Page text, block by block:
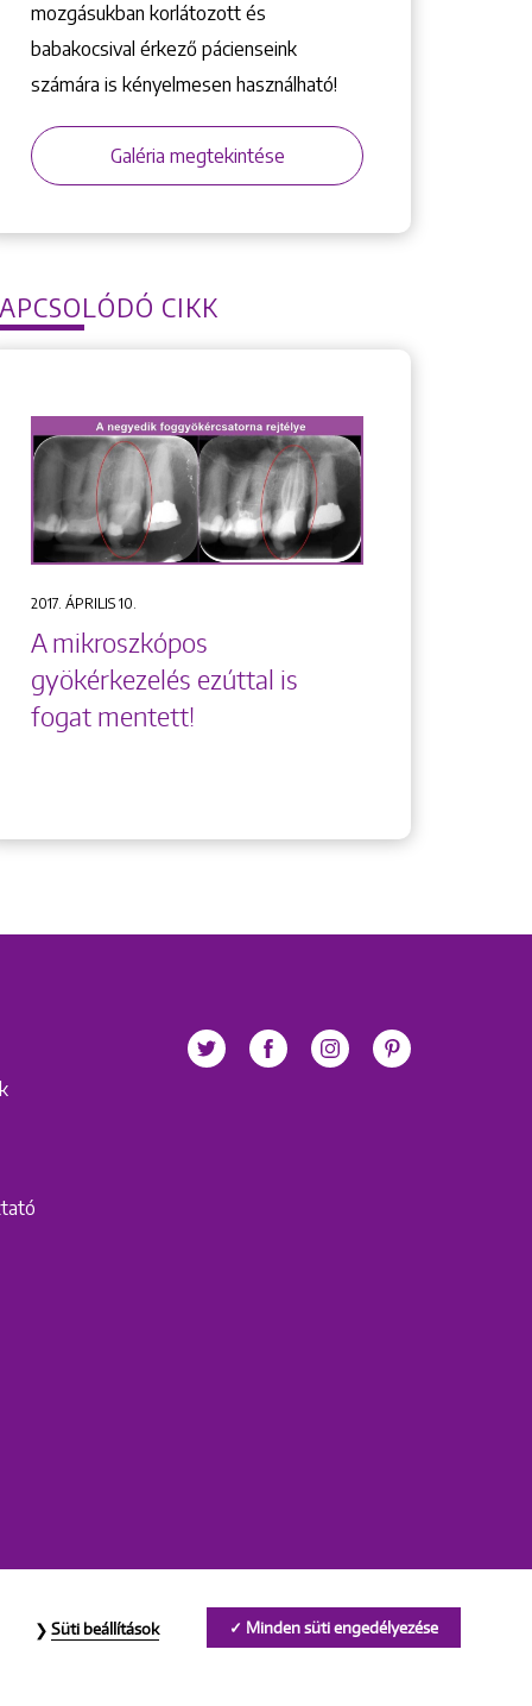
mozgásukban korlátozott és
babakocsival érkező pácienseink
számára is kényelmesen használható!
Galéria megtekintése
CIKK
2017. ÁPRILIS 10.
A mikroszkópos
gyökérkezelés ezúttal is
fogat mentett!
Minden süti engedélyezése
Süti beállítások